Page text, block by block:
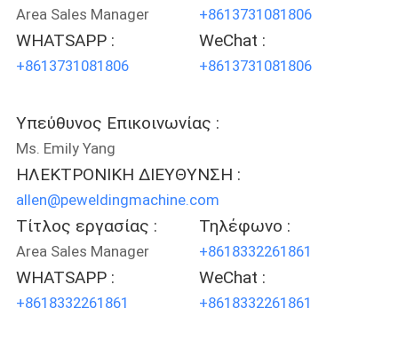
Area Sales Manager +8613731081806
WHATSAPP :
+8613731081806
WeChat :
+8613731081806
Υπεύθυνος Επικοινωνίας :
Ms. Emily Yang
ΗΛΕΚΤΡΟΝΙΚΗ ΔΙΕΥΘΥΝΣΗ :
allen@peweldingmachine.com
Τίτλος εργασίας :
Area Sales Manager
Τηλέφωνο :
+8618332261861
WHATSAPP :
+8618332261861
WeChat :
+8618332261861